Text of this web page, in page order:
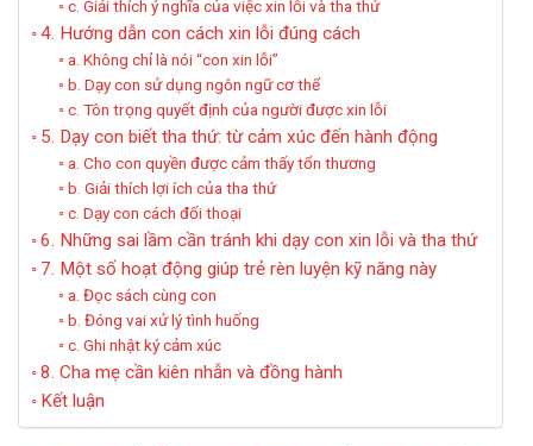
c. Giải thích ý nghĩa của việc xin lỗi và tha thứ
4. Hướng dẫn con cách xin lỗi đúng cách
a. Không chỉ là nói “con xin lỗi”
b. Dạy con sử dụng ngôn ngữ cơ thể
c. Tôn trọng quyết định của người được xin lỗi
5. Dạy con biết tha thứ: từ cảm xúc đến hành động
a. Cho con quyền được cảm thấy tổn thương
b. Giải thích lợi ích của tha thứ
c. Dạy con cách đối thoại
6. Những sai lầm cần tránh khi dạy con xin lỗi và tha thứ
7. Một số hoạt động giúp trẻ rèn luyện kỹ năng này
a. Đọc sách cùng con
b. Đóng vai xử lý tình huống
c. Ghi nhật ký cảm xúc
8. Cha mẹ cần kiên nhẫn và đồng hành
Kết luận